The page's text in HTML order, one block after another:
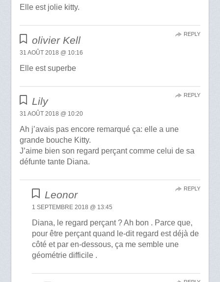
Elle est jolie kitty.
olivier Kell
31 AOÛT 2018 @ 10:16
Elle est superbe
REPLY
Lily
31 AOÛT 2018 @ 10:20
Ah j’avais pas encore remarqué ça: elle a une
grande bouche Kitty.
J’aime bien son regard perçant comme celui de sa
défunte tante Diana.
REPLY
Leonor
1 SEPTEMBRE 2018 @ 13:45
Diana, le regard perçant ? Ah bon . Parce que,
pour être perçant quand le-dit regard est déjà de
côté et par en-dessous, ça me semble une
géométrie difficile .
REPLY